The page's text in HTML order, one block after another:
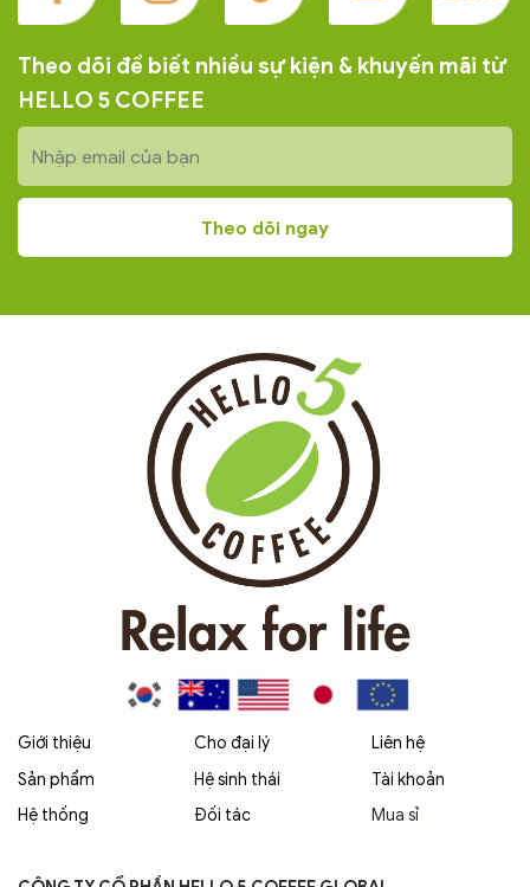
Theo dõi để biết nhiều sự kiện & khuyến mãi từ
HELLO 5 COFFEE
Giới thiệu
Sản phẩm
Hệ thống
Cho đại lý
Hệ sinh thái
Đối tác
Liên hệ
Tài khoản
Mua sỉ